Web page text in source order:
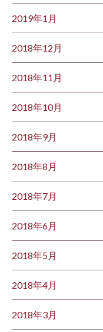
2019年1月
2018年12月
2018年11月
2018年10月
2018年9月
2018年8月
2018年7月
2018年6月
2018年5月
2018年4月
2018年3月